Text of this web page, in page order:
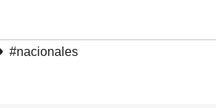
#nacionales